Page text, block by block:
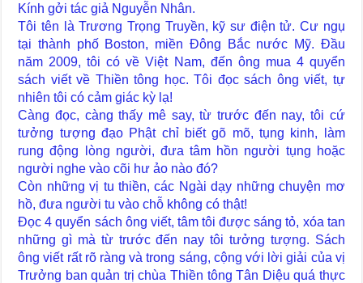
Kính gởi tác giả Nguyễn Nhân.
Tôi tên là Trương Trọng Truyền, kỹ sư điện tử. Cư ngụ
tại thành phố Boston, miền Đông Bắc nước Mỹ. Đầu
năm 2009, tôi có về Việt Nam, đến ông mua 4 quyển
sách viết về Thiền tông học. Tôi đọc sách ông viết, tự
nhiên tôi có cảm giác kỳ lạ!
Càng đọc, càng thấy mê say, từ trước đến nay, tôi cứ
tưởng tượng đạo Phật chỉ biết gõ mõ, tụng kinh, làm
rung động lòng người, đưa tâm hồn người tụng hoặc
người nghe vào cõi hư ảo nào đó?
Còn những vị tu thiền, các Ngài dạy những chuyện mơ
hồ, đưa người tu vào chỗ không có thật!
Đọc 4 quyển sách ông viết, tâm tôi được sáng tỏ, xóa tan
những gì mà từ trước đến nay tôi tưởng tượng. Sách
ông viết rất rõ ràng và trong sáng, cộng với lời giải của vị
Trưởng ban quản trị chùa Thiền tông Tân Diệu quá thực